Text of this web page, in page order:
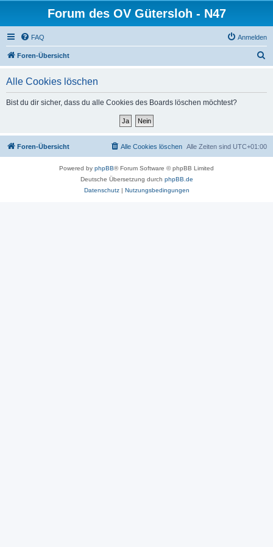
Forum des OV Gütersloh - N47
FAQ Anmelden
Foren-Übersicht
Alle Cookies löschen
Bist du dir sicher, dass du alle Cookies des Boards löschen möchtest?
Foren-Übersicht Alle Zeiten sind UTC+01:00
Alle Cookies löschen
Powered by phpBB® Forum Software © phpBB Limited
Deutsche Übersetzung durch phpBB.de
Datenschutz| Nutzungsbedingungen